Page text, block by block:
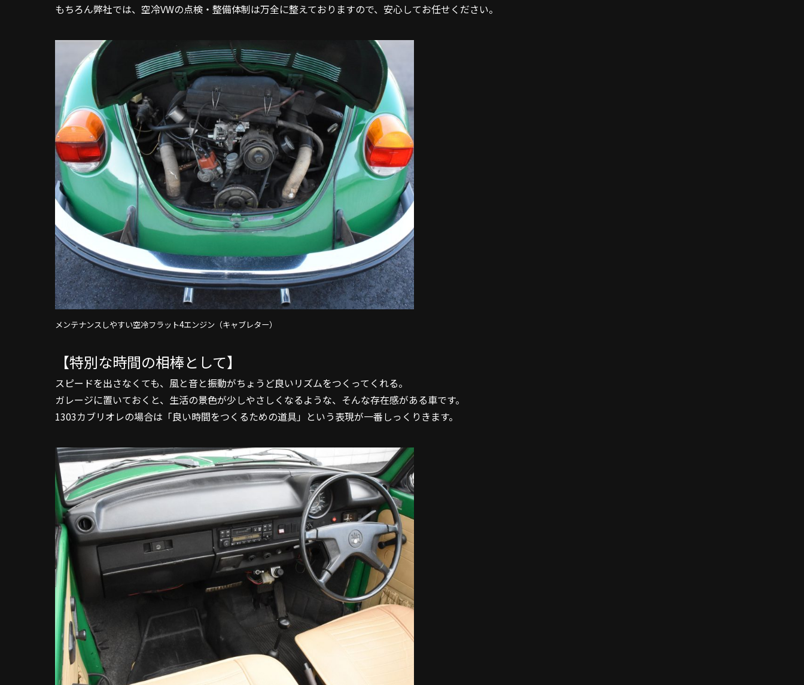
もちろん弊社では、空冷VWの点検・整備体制は万全に整えておりますので、安心してお任せください。
メンテナンスしやすい空冷フラット4エンジン（キャブレター）
【特別な時間の相棒として】
スピードを出さなくても、風と音と振動がちょうど良いリズムをつくってくれる。
ガレージに置いておくと、生活の景色が少しやさしくなるような、そんな存在感がある車です。
1303カブリオレの場合は「良い時間をつくるための道具」という表現が一番しっくりきます。